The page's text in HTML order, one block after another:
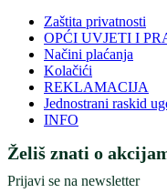
Zaštita privatnosti
OPĆI UVJETI I
Načini plaćanja
Kolačići
REKLAMACIJA
Jednostrani raskid
INFO
Želiš znati o
Prijavi se na newsletter